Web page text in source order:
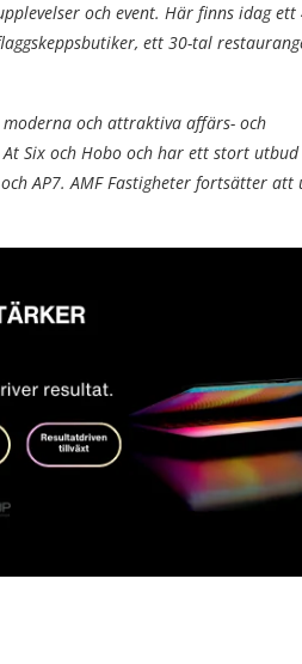
och event. Här finns idag
ett 30-tal
och attraktiva affärs- och
Six och Hobo och har ett stort utbud
AP7. AMF Fastigheter fortsätter att